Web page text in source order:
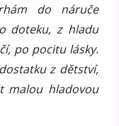
do náruče
doteku, z hladu
po pocitu lásky.
z dětství,
malou hladovou